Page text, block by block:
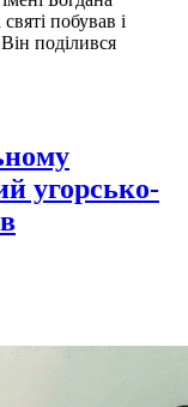
побував і
поділився
угорсько-